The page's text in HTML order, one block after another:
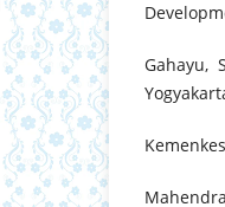
Gahayu,